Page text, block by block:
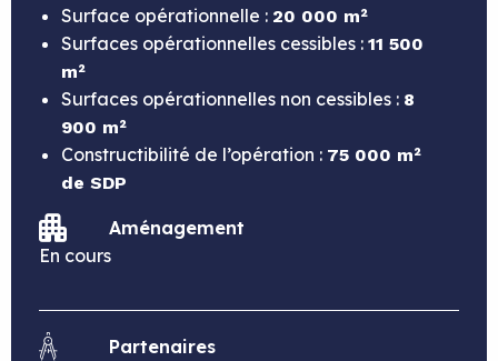
Surface opérationnelle : 20 000 m²
Surfaces opérationnelles cessibles : 11 500
m²
Surfaces opérationnelles non cessibles : 8
900 m²
Constructibilité de l’opération : 75 000 m²
de SDP
Aménagement
En cours
Partenaires